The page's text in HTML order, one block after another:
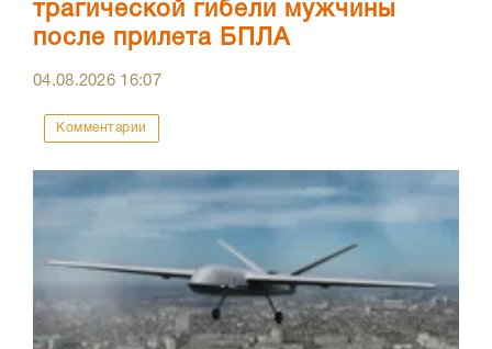
трагической гибели мужчины
после прилета БПЛА
04.08.2026 16:07
Комментарии